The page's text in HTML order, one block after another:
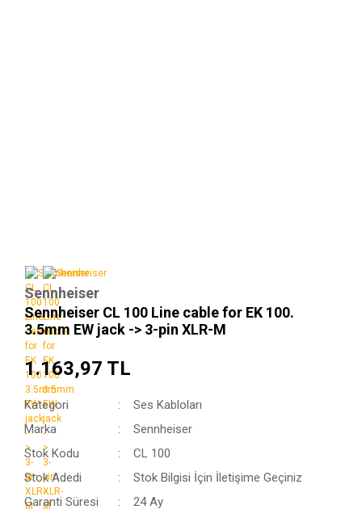
Sennheiser
Sennheiser CL 100 Line cable for EK 100.
3.5mm EW jack -> 3-pin XLR-M
1.163,97 TL
Kategori
Ses Kabloları
Marka
Sennheiser
Stok Kodu
CL 100
Stok Adedi
Stok Bilgisi İçin İletişime Geçiniz
Garanti Süresi
24 Ay